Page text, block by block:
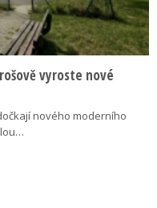
vyroste nové
nového moderního